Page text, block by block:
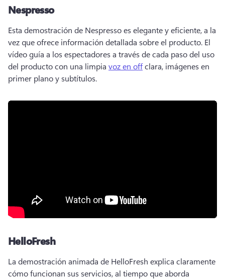
Nespresso
Esta demostración de Nespresso es elegante y eficiente, a la
vez que ofrece información detallada sobre el producto. El
vídeo guía a los espectadores a través de cada paso del uso
del producto con una limpia voz en off clara, imágenes en
primer plano y subtítulos.
HelloFresh
La demostración animada de HelloFresh explica claramente
cómo funcionan sus servicios, al tiempo que aborda